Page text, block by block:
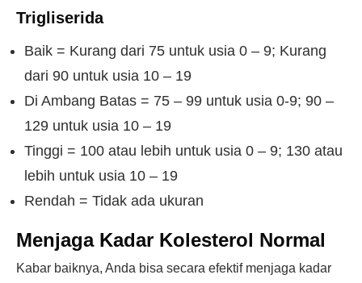
Trigliserida
Baik = Kurang dari 75 untuk usia 0 – 9; Kurang
dari 90 untuk usia 10 – 19
Di Ambang Batas = 75 – 99 untuk usia 0-9; 90 –
129 untuk usia 10 – 19
Tinggi = 100 atau lebih untuk usia 0 – 9; 130 atau
lebih untuk usia 10 – 19
Rendah = Tidak ada ukuran
Menjaga Kadar Kolesterol Normal
Kabar baiknya, Anda bisa secara efektif menjaga kadar